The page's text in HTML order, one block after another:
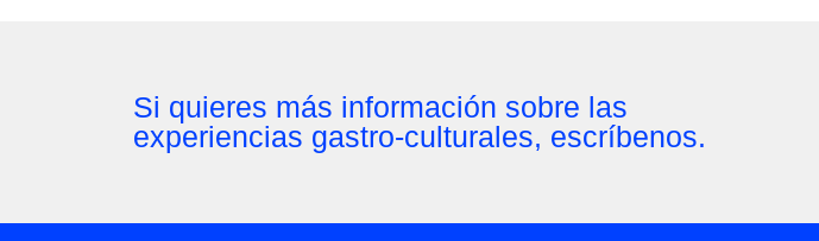
Si quieres más información sobre las
experiencias gastro-culturales, escríbenos.